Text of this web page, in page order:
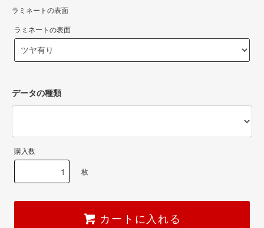
ラミネートの表面
ラミネートの表面
データの種類
購入数
枚
カートに入れる